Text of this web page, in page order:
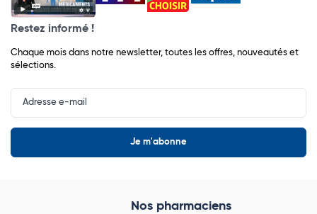
Restez informé !
Chaque mois dans notre newsletter, toutes les offres, nouveautés et
sélections.
Input
Newsletter
Nos pharmaciens